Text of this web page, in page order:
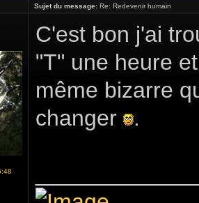
Sujet du message: Re: Redevenir humain
C'est bon j'ai
"T" une heure
même bizarre
changer
.